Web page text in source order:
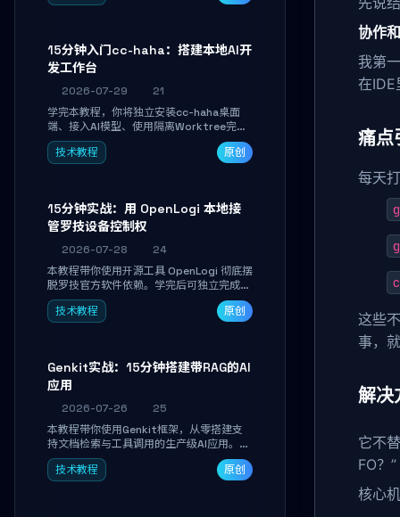
15分钟入门cc-haha：搭建本地AI开
发工作台
2026-07-29
21
学完本教程，你将独立安装cc-haha桌面
端、接入AI模型、使用隔离Worktree完成
真实开发任务，并通过Diff审阅面板安全落
地AI代码改写。告别终端黑盒操作，让AI在
技术教程 原创
15分钟实战：用 OpenLogi 本地接
管罗技设备控制权
2026-07-28
24
本教程带你使用开源工具 OpenLogi 彻底摆
脱罗技官方软件依赖。学完后可独立完成设
备识别、按键重映射、DPI曲线配置与
SmartShift调节，实现完全离线控制，保
技术教程 原创
Genkit实战：15分钟搭建带RAG的AI
应用
2026-07-26
25
本教程带你使用Genkit框架，从零搭建支
持文档检索与工具调用的生产级AI应用。通
过环境配置、核心代码编写与调试避坑指
南，学完即可掌握多模型切换、RAG管道构
技术教程 原创
协作
我第
在IDE
痛点
每天
这些
事，
解决
它不
FO？”
核心